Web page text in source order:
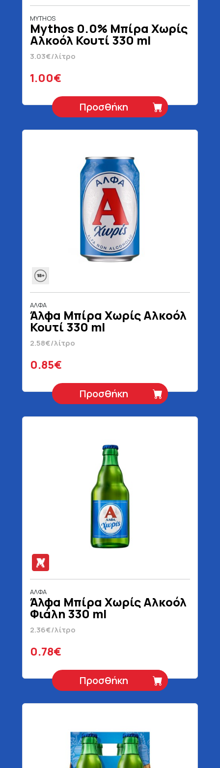
MYTHOS
Mythos 0.0% Μπίρα Χωρίς
Αλκοόλ Κουτί 330 ml
3.03€/λίτρο
1.00€
Προσθήκη
ΑΛΦΑ
Άλφα Μπίρα Χωρίς Αλκοόλ
Κουτί 330 ml
2.58€/λίτρο
0.85€
Προσθήκη
ΑΛΦΑ
Άλφα Μπίρα Χωρίς Αλκοόλ
Φιάλη 330 ml
2.36€/λίτρο
0.78€
Προσθήκη